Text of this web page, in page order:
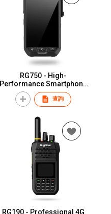
RG750 - High-
Performance Smartphone
for MCX
查詢
RG190 - Professional 4G